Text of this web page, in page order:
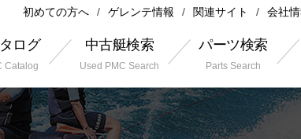
初めての方へ ゲレンテ情報 関連サイト 会社
ログ
Catalog
中古艇検索
Used PMC Search
パーツ検索
Parts Search